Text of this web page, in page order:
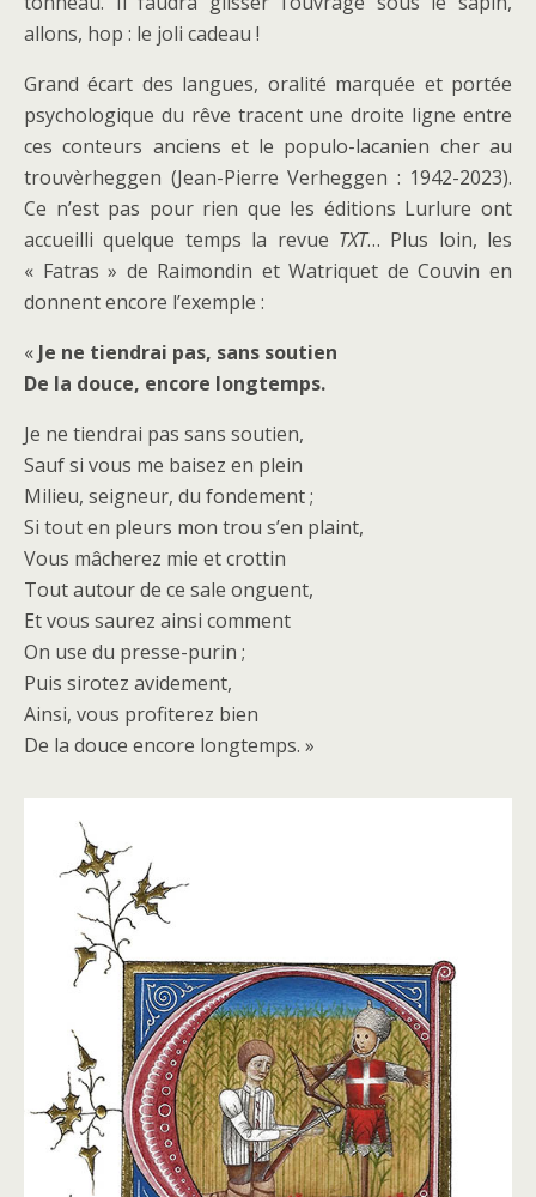
allons, hop : le joli cadeau !
Grand écart des langues, oralité marquée et portée
psychologique du rêve tracent une droite ligne entre
ces conteurs anciens et le populo-lacanien cher au
trouvèrheggen (Jean-Pierre Verheggen : 1942-2023).
Ce n’est pas pour rien que les éditions Lurlure ont
accueilli quelque temps la revue TXT… Plus loin, les
« Fatras » de Raimondin et Watriquet de Couvin en
donnent encore l’exemple :
« Je ne tiendrai pas, sans soutien
De la douce, encore longtemps.
Je ne tiendrai pas sans soutien,
Sauf si vous me baisez en plein
Milieu, seigneur, du fondement ;
Si tout en pleurs mon trou s’en plaint,
Vous mâcherez mie et crottin
Tout autour de ce sale onguent,
Et vous saurez ainsi comment
On use du presse-purin ;
Puis sirotez avidement,
Ainsi, vous profiterez bien
De la douce encore longtemps. »